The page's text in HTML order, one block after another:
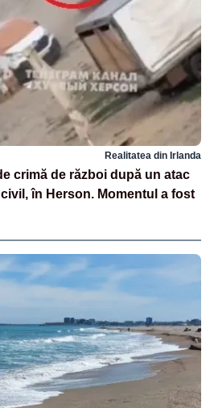
Realitatea din Irlanda
crimă de război după un atac
în Herson. Momentul a fost